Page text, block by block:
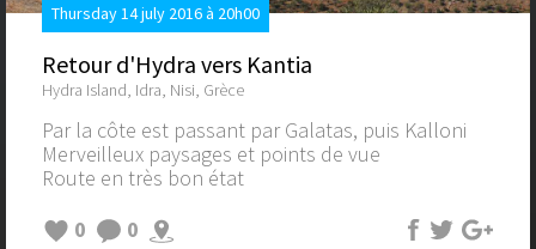
Thursday 14 july 2016 à 20h00
Retour d'Hydra vers Kantia
Hydra Island, Idra, Nisi, Grèce
Par la côte est passant par Galatas, puis Kalloni
Merveilleux paysages et points de vue
Route en très bon état
0
0